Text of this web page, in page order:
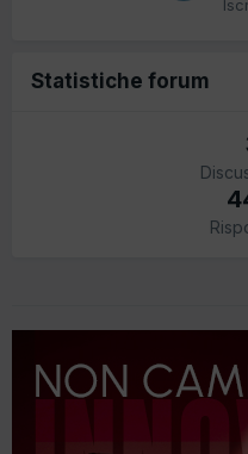
Statistiche forum